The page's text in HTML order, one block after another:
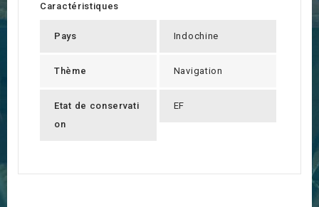
Caractéristiques
Pays Indochine
Thème Navigation
Etat de conservati
on
EF